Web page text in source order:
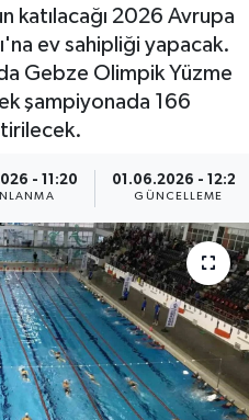
katılacağı 2026 Avrupa
ev sahipliği yapacak.
Gebze Olimpik Yüzme
şampiyonada 166
- 11:20 01.06.2026 - 12:25
GÜNCELLEME